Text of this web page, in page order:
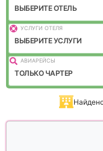
ВЫБЕРИТЕ ОТЕЛЬ
УСЛУГИ ОТЕЛЯ
ВЫБЕРИТЕ УСЛУГИ
АВИАРЕЙСЫ
ТОЛЬКО ЧАРТЕР